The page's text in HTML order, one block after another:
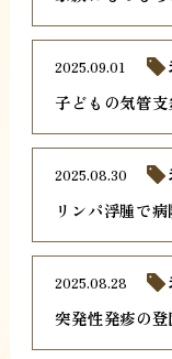
子どもの気管
2025.09.01
リンパ浮腫で
2025.08.30
突発性発疹の
2025.08.28